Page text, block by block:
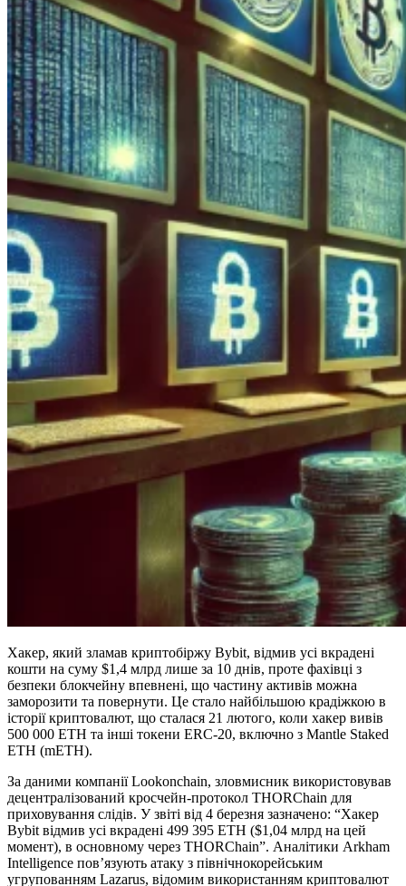
Хакер, який зламав криптобіржу Bybit, відмив усі вкрадені
кошти на суму $1,4 млрд лише за 10 днів, проте фахівці з
безпеки блокчейну впевнені, що частину активів можна
заморозити та повернути. Це стало найбільшою крадіжкою в
історії криптовалют, що сталася 21 лютого, коли хакер вивів
500 000 ETH та інші токени ERC-20, включно з Mantle Staked
ETH (mETH).
За даними компанії Lookonchain, зловмисник використовував
децентралізований кросчейн-протокол THORChain для
приховування слідів. У звіті від 4 березня зазначено: “Хакер
Bybit відмив усі вкрадені 499 395 ETH ($1,04 млрд на цей
момент), в основному через THORChain”. Аналітики Arkham
Intelligence пов’язують атаку з північнокорейським
угрупованням Lazarus, відомим використанням криптовалют